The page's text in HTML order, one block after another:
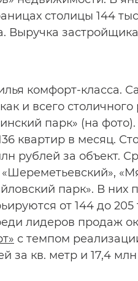
столицы 144
Выручка
комфорт-класса.
и всего столичного
парк» (на
квартир в месяц.
рублей за объект.
парк». В них
от 144 до 205
лидеров продаж
с темпом
за кв. метр и 17,4